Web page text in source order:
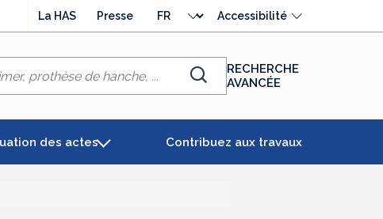
La HAS Presse
langue
Accessibilité
Chercher
RECHERCHE
AVANCÉE
des actes Contribuez aux travaux